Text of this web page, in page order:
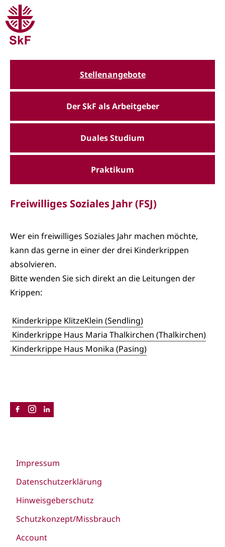
Stellenangebote
Der SkF als Arbeitgeber
Duales Studium
Praktikum
Freiwilliges Soziales Jahr (FSJ)
Wer ein freiwilliges Soziales Jahr machen möchte,
kann das gerne in einer der drei Kinderkrippen
absolvieren.
Bitte wenden Sie sich direkt an die Leitungen der
Krippen:
Kinderkrippe KlitzeKlein (Sendling)
Kinderkrippe Haus Maria Thalkirchen (Thalkirchen)
Kinderkrippe Haus Monika (Pasing)
Impressum
Datenschutzerklärung
Hinweisgeberschutz
Schutzkonzept/Missbrauch
Account